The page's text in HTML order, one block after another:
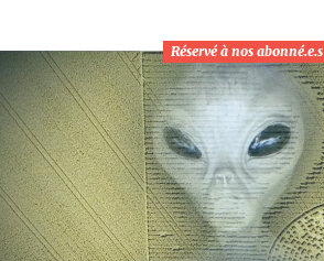
Réservé à nos abonné.e.s